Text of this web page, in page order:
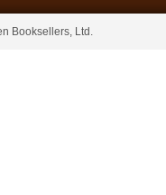
Booksellers, Ltd.